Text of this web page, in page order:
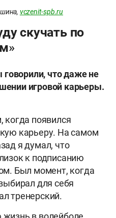
vczenit-spb.ru
скучать по
говорили, что даже не
игровой карьеры.
когда появился
карьеру. На самом
я думал, что
к подписанию
Был момент, когда
для себя
тренерский.